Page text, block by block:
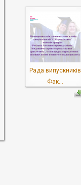
Рада випускників
Фак...